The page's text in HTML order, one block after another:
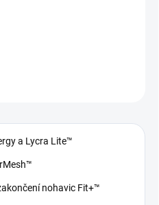
a Lycra Lite™
nohavic Fit+™